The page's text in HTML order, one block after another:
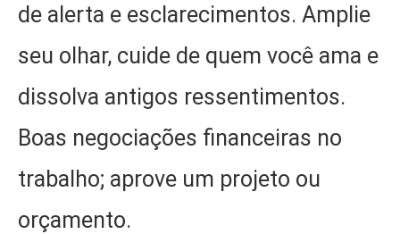
de alerta e esclarecimentos. Amplie
seu olhar, cuide de quem você ama e
dissolva antigos ressentimentos.
Boas negociações financeiras no
trabalho; aprove um projeto ou
orçamento.